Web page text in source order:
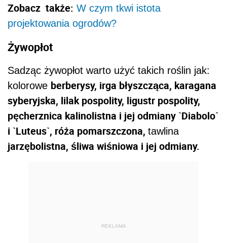
Zobacz także: W czym tkwi istota
projektowania ogrodów?
Żywopłot
Sadząc żywopłot warto użyć takich roślin jak:
kolorowe berberysy, irga błyszcząca, karagana
syberyjska, lilak pospolity, ligustr pospolity,
pęcherznica kalinolistna i jej odmiany `Diabolo`
i `Luteus`, róża pomarszczona, tawlina
jarzębolistna, śliwa wiśniowa i jej odmiany.
REKLAMA